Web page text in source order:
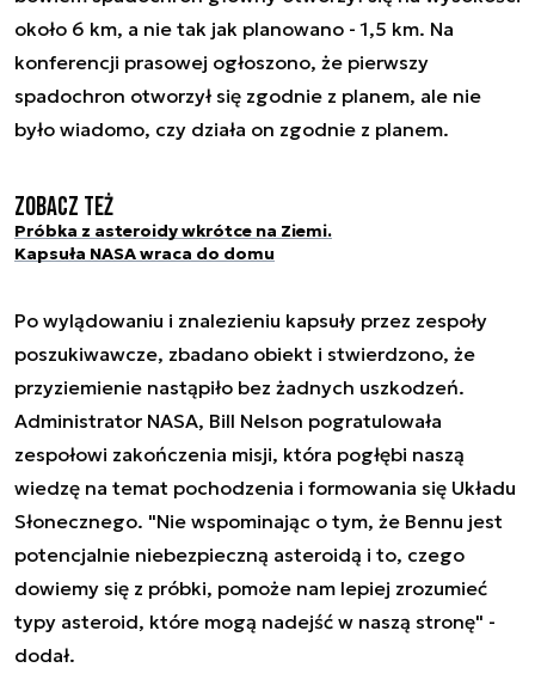
około 6 km, a nie tak jak planowano - 1,5 km. Na
konferencji prasowej ogłoszono, że pierwszy
spadochron otworzył się zgodnie z planem, ale nie
było wiadomo, czy działa on zgodnie z planem.
Zobacz też
Próbka z asteroidy wkrótce na Ziemi.
Kapsuła NASA wraca do domu
Po wylądowaniu i znalezieniu kapsuły przez zespoły
poszukiwawcze, zbadano obiekt i stwierdzono, że
przyziemienie nastąpiło bez żadnych uszkodzeń.
Administrator NASA, Bill Nelson pogratulowała
zespołowi zakończenia misji, która pogłębi naszą
wiedzę na temat pochodzenia i formowania się Układu
Słonecznego. "Nie wspominając o tym, że Bennu jest
potencjalnie niebezpieczną asteroidą i to, czego
dowiemy się z próbki, pomoże nam lepiej zrozumieć
typy asteroid, które mogą nadejść w naszą stronę" -
dodał.